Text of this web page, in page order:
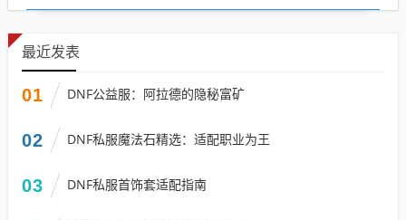
最近发表
01 DNF公益服：阿拉德的隐秘富矿
02 DNF私服魔法石精选：适配职业为王
03 DNF私服首饰套适配指南